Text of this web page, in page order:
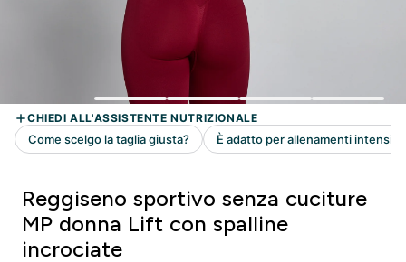
Reggiseno sportivo senza cuciture
MP donna Lift con spalline
incrociate